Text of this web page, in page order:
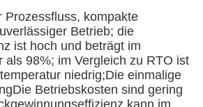
Prozessfluss, kompakte
Betrieb; die
ist hoch und beträgt im
als 98%; im Vergleich zu RTO ist
niedrig;Die einmalige
Betriebskosten sind gering
kann im